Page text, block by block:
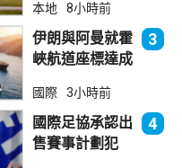
法院判囚
本地 8小時前
伊朗與阿曼就霍
峽航道座標達成
部分途經伊朗領
海
3
國際 3小時前
國際足協承認出
售賽事計劃犯
4